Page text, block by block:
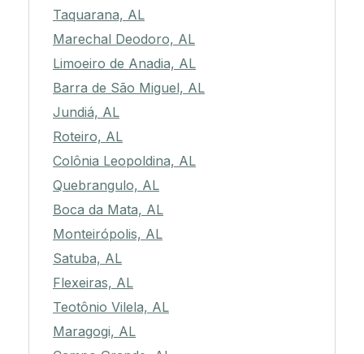
Taquarana, AL
Marechal Deodoro, AL
Limoeiro de Anadia, AL
Barra de São Miguel, AL
Jundiá, AL
Roteiro, AL
Colônia Leopoldina, AL
Quebrangulo, AL
Boca da Mata, AL
Monteirópolis, AL
Satuba, AL
Flexeiras, AL
Teotônio Vilela, AL
Maragogi, AL